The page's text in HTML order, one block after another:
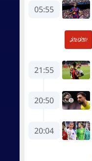
05:55
21:55
20:50
20:04